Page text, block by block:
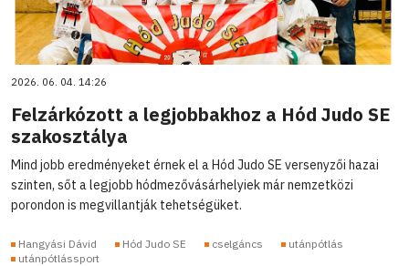
2026. 06. 04. 14:26
Felzárkózott a legjobbakhoz a Hód Judo SE
szakosztálya
Mind jobb eredményeket érnek el a Hód Judo SE versenyzői hazai
szinten, sőt a legjobb hódmezővásárhelyiek már nemzetközi
porondon is megvillantják tehetségüket.
Hangyási Dávid Hód Judo SE cselgáncs
utánpótlás
utánpótlássport